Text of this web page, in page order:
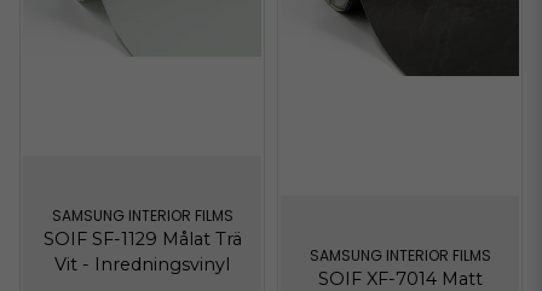
SAMSUNG INTERIOR FILMS
SOIF SF-1129 Målat Trä
Vit - Inredningsvinyl
SAMSUNG INTERIOR FILMS
SOIF XF-7014 Matt